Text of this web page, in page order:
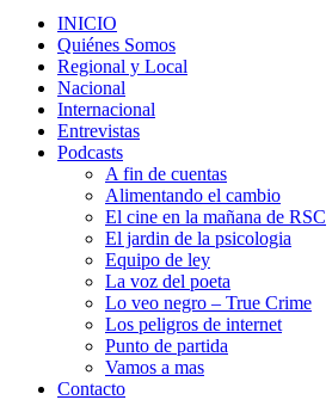
INICIO
Quiénes Somos
Regional y Local
Nacional
Internacional
Entrevistas
Podcasts
A fin de cuentas
Alimentando el cambio
El cine en la mañana de RSC
El jardin de la psicologia
Equipo de ley
La voz del poeta
Lo veo negro – True Crime
Los peligros de internet
Punto de partida
Vamos a mas
Contacto